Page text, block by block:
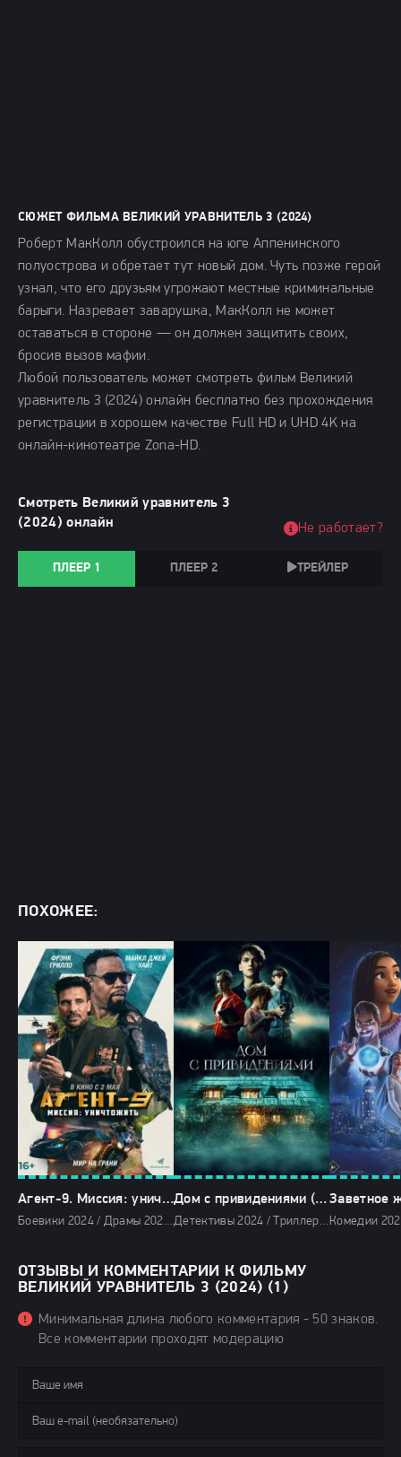
СЮЖЕТ ФИЛЬМА ВЕЛИКИЙ УРАВНИТЕЛЬ 3 (2024)
Роберт МакКолл обустроился на юге Аппенинского
полуострова и обретает тут новый дом. Чуть позже герой
узнал, что его друзьям угрожают местные криминальные
барыги. Назревает заварушка, МакКолл не может
оставаться в стороне — он должен защитить своих,
бросив вызов мафии.
Любой пользователь может смотреть фильм Великий
уравнитель 3 (2024) онлайн бесплатно без прохождения
регистрации в хорошем качестве Full HD и UHD 4K на
онлайн-кинотеатре Zona-HD.
Смотреть Великий уравнитель 3
(2024) онлайн
ПЛЕЕР 1 ПЛЕЕР 2 ТРЕЙЛЕР
Не работает?
ПОХОЖЕЕ:
Агент-9. Миссия: уничтожить (2024)
Боевики 2024 / Драмы 2024 / Триллеры 2024 / Зарубежные фильмы 2024 / Новинки кино 2024 / Последние фильмы 2024 / Фильмы весны 2024 / Фильмы 2024 / Популярные фильмы / Смотреть фильмы онлайн
Дом с привидениями (2024)
Детективы 2024 / Триллеры 2024 / Ужасы 2024 / Зарубежные фильмы 2024 / Новинки кино 2024 / Последние фильмы 2024 / Фильмы весны 2024 / Фильмы 2024 / Смотреть фильмы онлайн
ОТЗЫВЫ И КОММЕНТАРИИ К ФИЛЬМУ
ВЕЛИКИЙ УРАВНИТЕЛЬ 3 (2024) (1)
Минимальная длина любого комментария - 50 знаков.
Все комментарии проходят модерацию